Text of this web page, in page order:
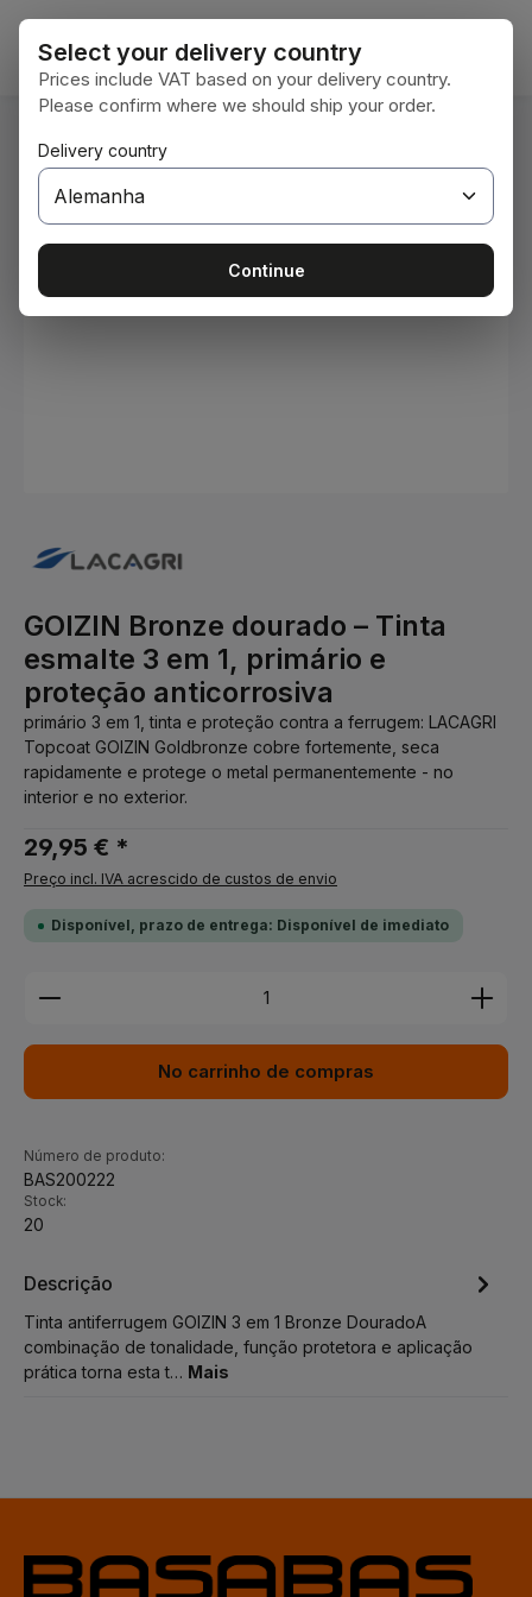
Ir para o conteúdo principal
Você está aqui: Home
GOIZIN Bronze dourado – Tinta
esmalte 3 em 1, primário e
proteção anticorrosiva
primário 3 em 1, tinta e proteção contra a ferrugem: LACAGRI
Topcoat GOIZIN Goldbronze cobre fortemente, seca
rapidamente e protege o metal permanentemente - no
interior e no exterior.
29,95 € *
Preço incl. IVA acrescido de custos de envio
Disponível, prazo de entrega: Disponível de imediato
Quantidade do Produto: Insira a quantidade
No carrinho de compras
Número de produto:
BAS200222
Stock:
20
Descrição
Tinta antiferrugem GOIZIN 3 em 1 Bronze DouradoA
combinação de tonalidade, função protetora e aplicação
prática torna esta t… Mais
Select your delivery country
Prices include VAT based on your delivery country.
Please confirm where we should ship your order.
Delivery country
Continue